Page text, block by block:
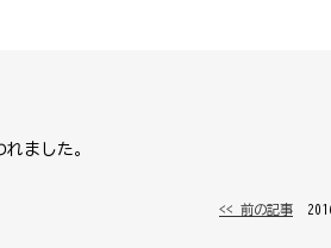
ました。
<< 前の記事 │